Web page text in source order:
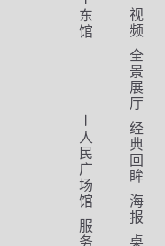
东
馆
人
民
广
场
馆
服
务
视
频
全
景
展
厅
经
典
回
眸
海
报
桌